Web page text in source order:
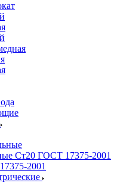
Ст20 ГОСТ 17375-2001
2001